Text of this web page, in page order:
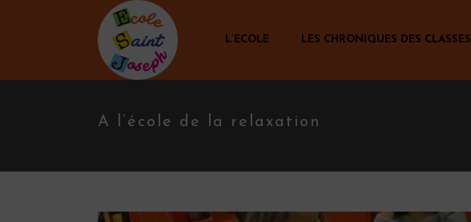
L’ECOLE LES CHRONIQUES DES CLASSES
A l’école de la relaxation